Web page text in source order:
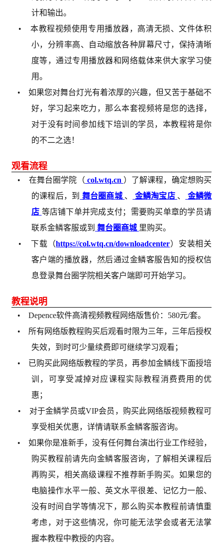
计和输出。
• 本教程视频使用专用播放器，高清无损、文件体积
小，分辨率高、自动缩放各种屏幕尺寸，保持清晰
度等，通过专用播放器和网络载体来供大家学习使
用。
• 如果您对舞台灯光有着浓厚的兴趣，但又苦于基础不
好，学习起来吃力，那么本套视频将是您的选择，
对于没有时间参加线下培训的学员，本教程将是你
的不二之选！
观看流程
• 在舞台圈学院（ col.wtq.cn ）了解课程，确定想购买
的课程后，到 舞台圈商城 、 金鳞淘宝店 、
金鳞微
店 等店铺下单并完成支付；需要购买单章的学员请
联系金鳞客服或到 舞台圈商城 里购买。
• 下载（https://col.wtq.cn/downloadcenter）安装相关
客户端的播放器，然后通过金鳞客服告知的授权信
息登录舞台圈学院相关客户端即可开始学习。
教程说明
• Depence软件高清视频教程网络版售价：580元/套。
• 所有网络版教程购买后观看时限为三年，三年后授权
失效，到时可少量续费即可继续学习观看；
• 已购买此网络版教程的学员，再参加金鳞线下面授培
训，可享受减掉对应课程实际教程消费费用的优
惠；
• 对于金鳞学员或VIP会员，购买此网络版视频教程可
享受相关优惠，详情请联系金鳞客服咨询。
• 如果你是准新手，没有任何舞台演出行业工作经验，
购买教程前请先向金鳞客服咨询，了解相关课程后
再购买，相关高级课程不推荐新手购买。如果您的
电脑操作水平一般、英文水平很差、记忆力一般、
没有时间自学等情况下，那么购买本教程前请慎重
考虑，对于这些情况，你可能无法学会或者无法掌
握本教程中教授的内容。